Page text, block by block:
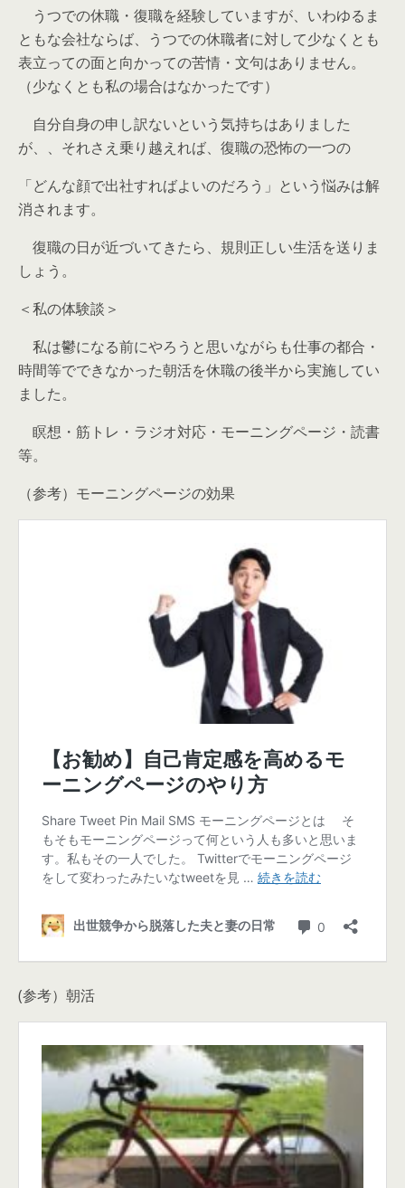
うつでの休職・復職を経験していますが、いわゆるま
ともな会社ならば、うつでの休職者に対して少なくとも
表立っての面と向かっての苦情・文句はありません。
（少なくとも私の場合はなかったです）
自分自身の申し訳ないという気持ちはありました
が、、それさえ乗り越えれば、復職の恐怖の一つの
「どんな顔で出社すればよいのだろう」という悩みは解
消されます。
復職の日が近づいてきたら、規則正しい生活を送りま
しょう。
＜私の体験談＞
私は鬱になる前にやろうと思いながらも仕事の都合・
時間等でできなかった朝活を休職の後半から実施してい
ました。
瞑想・筋トレ・ラジオ対応・モーニングページ・読書
等。
（参考）モーニングページの効果
(参考）朝活